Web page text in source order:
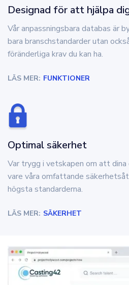
Designad för att hjälpa
Vår anpassningsbara databas är
bara branschstandarder utan
föränderliga krav du kan ha.
LÄS MER: FUNKTIONER
Optimal säkerhet
Var trygg i vetskapen om att
vare våra omfattande
högsta standarderna.
LÄS MER: SÄKERHET